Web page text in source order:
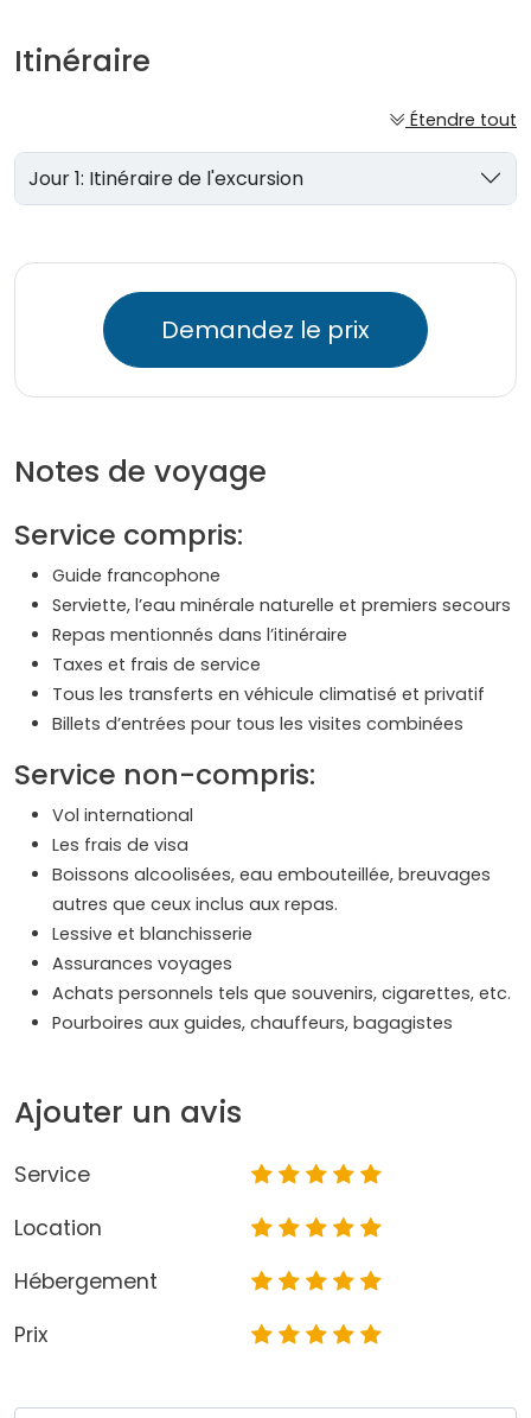
Itinéraire
Étendre tout
Jour 1: Itinéraire de l'excursion
Demandez le prix
Notes de voyage
Service compris:
Guide francophone
Serviette, l’eau minérale naturelle et premiers secours
Repas mentionnés dans l’itinéraire
Taxes et frais de service
Tous les transferts en véhicule climatisé et privatif
Billets d’entrées pour tous les visites combinées
Service non-compris:
Vol international
Les frais de visa
Boissons alcoolisées, eau embouteillée, breuvages
autres que ceux inclus aux repas.
Lessive et blanchisserie
Assurances voyages
Achats personnels tels que souvenirs, cigarettes, etc.
Pourboires aux guides, chauffeurs, bagagistes
Ajouter un avis
Service
Location
Hébergement
Prix